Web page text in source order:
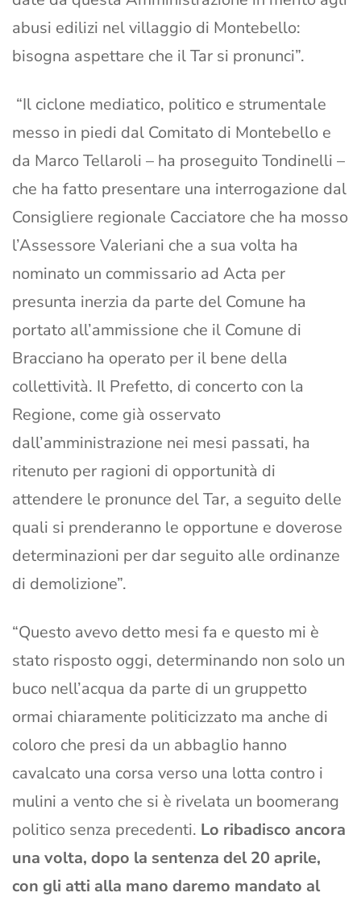
abusi edilizi nel villaggio di Montebello:
bisogna aspettare che il Tar si pronunci”.
“Il ciclone mediatico, politico e strumentale
messo in piedi dal Comitato di Montebello e
da Marco Tellaroli – ha proseguito Tondinelli –
che ha fatto presentare una interrogazione dal
Consigliere regionale Cacciatore che ha mosso
l’Assessore Valeriani che a sua volta ha
nominato un commissario ad Acta per
presunta inerzia da parte del Comune ha
portato all’ammissione che il Comune di
Bracciano ha operato per il bene della
collettività. Il Prefetto, di concerto con la
Regione, come già osservato
dall’amministrazione nei mesi passati, ha
ritenuto per ragioni di opportunità di
attendere le pronunce del Tar, a seguito delle
quali si prenderanno le opportune e doverose
determinazioni per dar seguito alle ordinanze
di demolizione”.
“Questo avevo detto mesi fa e questo mi è
stato risposto oggi, determinando non solo un
buco nell’acqua da parte di un gruppetto
ormai chiaramente politicizzato ma anche di
coloro che presi da un abbaglio hanno
cavalcato una corsa verso una lotta contro i
mulini a vento che si è rivelata un boomerang
politico senza precedenti. Lo ribadisco ancora
una volta, dopo la sentenza del 20 aprile,
con gli atti alla mano daremo mandato al